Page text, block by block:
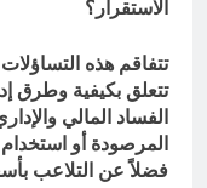
الاستقرار؟
تتفاقم هذه
تتعلق بكيفية وطرق
الفساد المالي
المرصودة أو
فضلاً عن التلاعب